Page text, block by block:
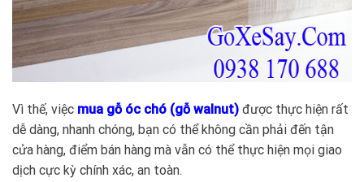
Vì thế, việc mua gỗ óc chó (gỗ walnut) được thực hiện rất
dễ dàng, nhanh chóng, bạn có thể không cần phải đến tận
cửa hàng, điểm bán hàng mà vẫn có thể thực hiện mọi giao
dịch cực kỳ chính xác, an toàn.